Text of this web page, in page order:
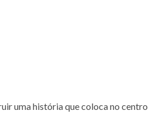
uma história que coloca no centro